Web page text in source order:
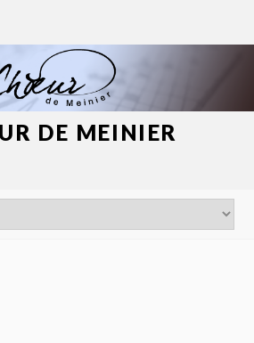
DE MEINIER